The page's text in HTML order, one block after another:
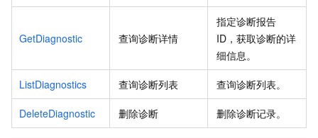
GetDiagnostic 查询诊断详情
指定诊断报告
ID，获取诊断的详
细信息。
ListDiagnostics 查询诊断列表 查询诊断列表。
DeleteDiagnostic 删除诊断 删除诊断记录。